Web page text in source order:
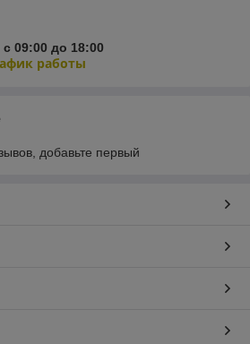
09:00 до 18:00
работы
добавьте первый